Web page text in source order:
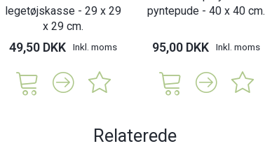
legetøjskasse - 29 x 29
x 29 cm.
49,50 DKK Inkl. moms
pyntepude - 40 x 40 cm.
95,00 DKK Inkl. moms
Relaterede